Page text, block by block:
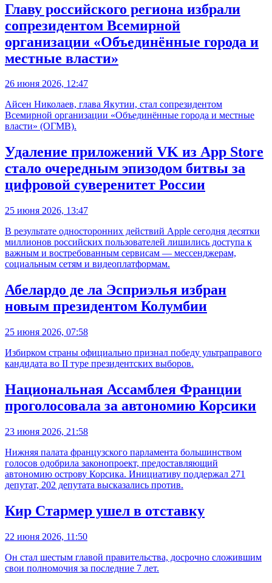
Главу российского региона избрали
сопрезидентом Всемирной
организации «Объединённые города и
местные власти»
26 июня 2026, 12:47
Айсен Николаев, глава Якутии, стал сопрезидентом
Всемирной организации «Объединённые города и местные
власти» (ОГМВ).
Удаление приложений VK из App Store
стало очередным эпизодом битвы за
цифровой суверенитет России
25 июня 2026, 13:47
В результате односторонних действий Apple сегодня десятки
миллионов российских пользователей лишились доступа к
важным и востребованным сервисам — мессенджерам,
социальным сетям и видеоплатформам.
Абелардо де ла Эсприэлья избран
новым президентом Колумбии
25 июня 2026, 07:58
Избирком страны официально признал победу ультраправого
кандидата во II туре президентских выборов.
Национальная Ассамблея Франции
проголосовала за автономию Корсики
23 июня 2026, 21:58
Нижняя палата французского парламента большинством
голосов одобрила законопроект, предоставляющий
автономию острову Корсика. Инициативу поддержал 271
депутат, 202 депутата высказались против.
Кир Стармер ушел в отставку
22 июня 2026, 11:50
Он стал шестым главой правительства, досрочно сложившим
свои полномочия за последние 7 лет.